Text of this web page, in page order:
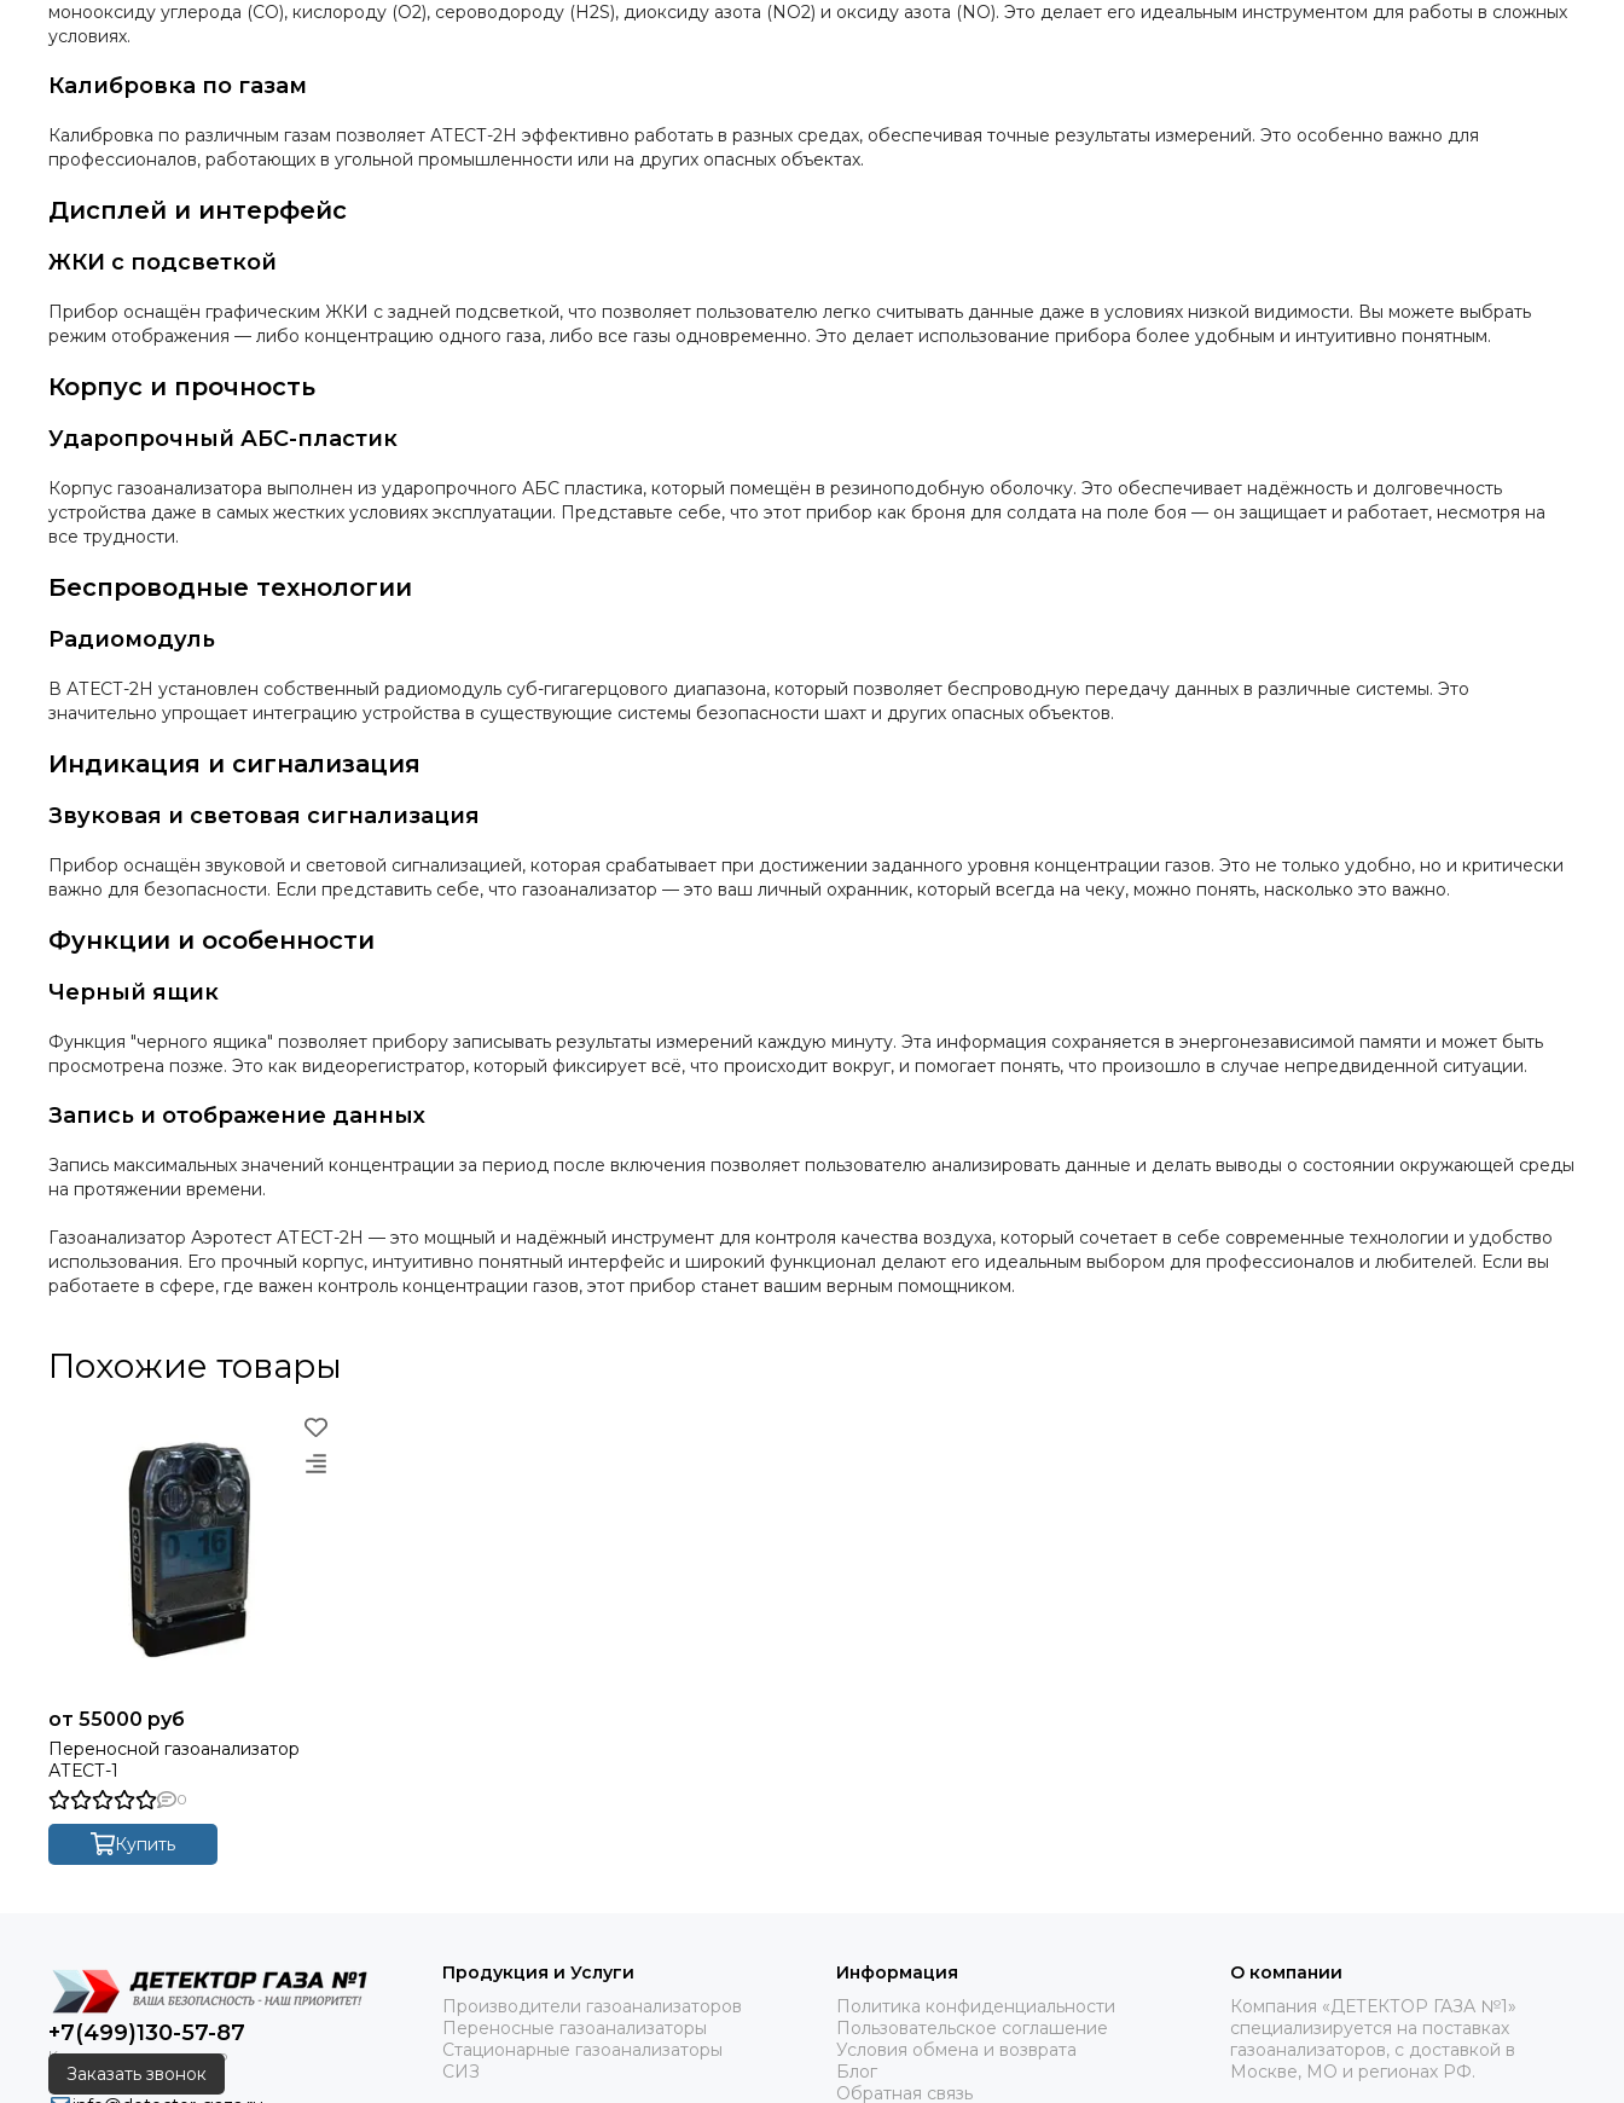
монооксиду углерода (СО), кислороду (О2), сероводороду (H2S), диоксиду азота (NO2) и оксиду азота (NO). Это делает его идеальным инструментом для работы в сложных
условиях.
Калибровка по газам
Калибровка по различным газам позволяет АТЕСТ-2Н эффективно работать в разных средах, обеспечивая точные результаты измерений. Это особенно важно для
профессионалов, работающих в угольной промышленности или на других опасных объектах.
Дисплей и интерфейс
ЖКИ с подсветкой
Прибор оснащён графическим ЖКИ с задней подсветкой, что позволяет пользователю легко считывать данные даже в условиях низкой видимости. Вы можете выбрать
режим отображения — либо концентрацию одного газа, либо все газы одновременно. Это делает использование прибора более удобным и интуитивно понятным.
Корпус и прочность
Ударопрочный АБС-пластик
Корпус газоанализатора выполнен из ударопрочного АБС пластика, который помещён в резиноподобную оболочку. Это обеспечивает надёжность и долговечность
устройства даже в самых жестких условиях эксплуатации. Представьте себе, что этот прибор как броня для солдата на поле боя — он защищает и работает, несмотря на
все трудности.
Беспроводные технологии
Радиомодуль
В АТЕСТ-2Н установлен собственный радиомодуль суб-гигагерцового диапазона, который позволяет беспроводную передачу данных в различные системы. Это
значительно упрощает интеграцию устройства в существующие системы безопасности шахт и других опасных объектов.
Индикация и сигнализация
Звуковая и световая сигнализация
Прибор оснащён звуковой и световой сигнализацией, которая срабатывает при достижении заданного уровня концентрации газов. Это не только удобно, но и критически
важно для безопасности. Если представить себе, что газоанализатор — это ваш личный охранник, который всегда на чеку, можно понять, насколько это важно.
Функции и особенности
Черный ящик
Функция "черного ящика" позволяет прибору записывать результаты измерений каждую минуту. Эта информация сохраняется в энергонезависимой памяти и может быть
просмотрена позже. Это как видеорегистратор, который фиксирует всё, что происходит вокруг, и помогает понять, что произошло в случае непредвиденной ситуации.
Запись и отображение данных
Запись максимальных значений концентрации за период после включения позволяет пользователю анализировать данные и делать выводы о состоянии окружающей среды
на протяжении времени.
Газоанализатор Аэротест АТЕСТ-2Н — это мощный и надёжный инструмент для контроля качества воздуха, который сочетает в себе современные технологии и удобство
использования. Его прочный корпус, интуитивно понятный интерфейс и широкий функционал делают его идеальным выбором для профессионалов и любителей. Если вы
работаете в сфере, где важен контроль концентрации газов, этот прибор станет вашим верным помощником.
Похожие товары
55000 руб
Переносной газоанализатор
АТЕСТ-1
0
Купить
+7(499)130-57-87
Заказать звонок
Продукция и Услуги
Производители газоанализаторов
Переносные газоанализаторы
Стационарные газоанализаторы
СИЗ
Информация
Политика конфиденциальности
Пользовательское соглашение
Условия обмена и возврата
Блог
Обратная связь
О компании
Компания «ДЕТЕКТОР ГАЗА №1»
специализируется на поставках
газоанализаторов, с доставкой в
Москве, МО и регионах РФ.